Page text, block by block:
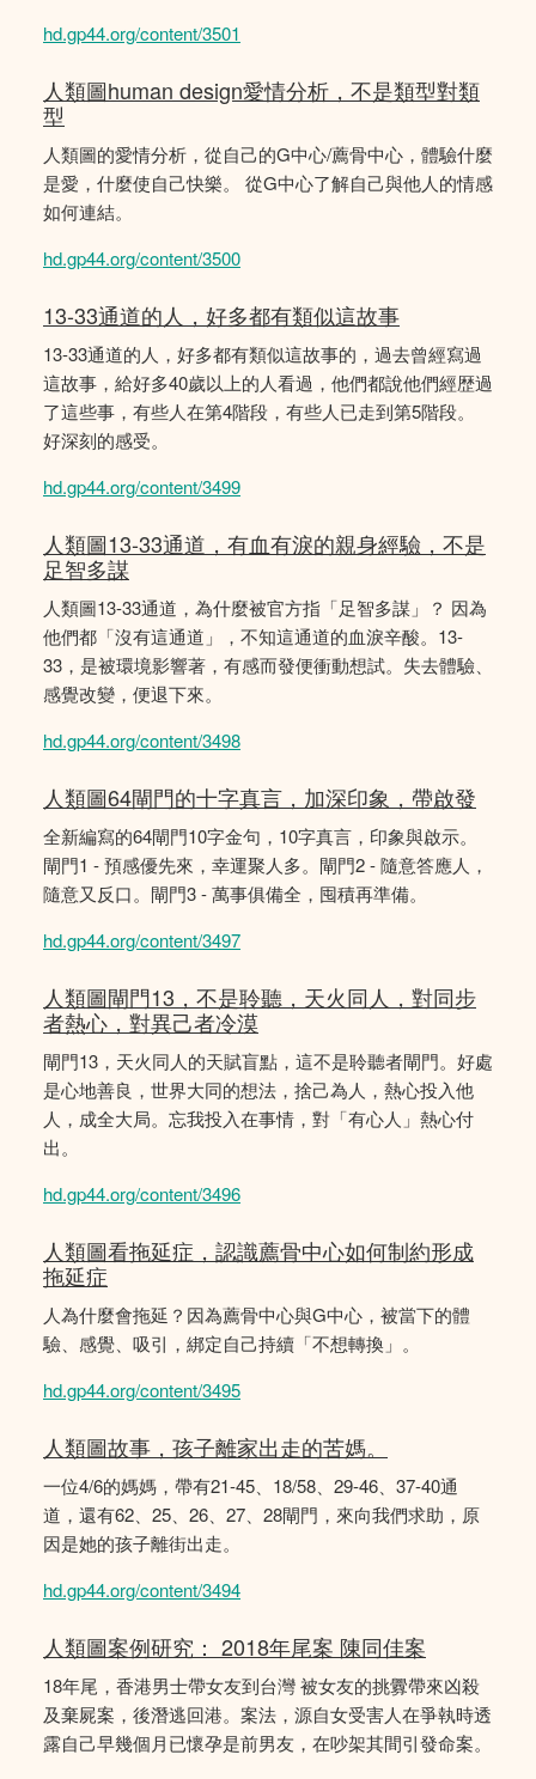
hd.gp44.org/content/3501
人類圖human design愛情分析，不是類型對類
型
人類圖的愛情分析，從自己的G中心/薦骨中心，體驗什麼
是愛，什麼使自己快樂。 從G中心了解自己與他人的情感
如何連結。
hd.gp44.org/content/3500
13-33通道的人，好多都有類似這故事
13-33通道的人，好多都有類似這故事的，過去曾經寫過
這故事，給好多40歲以上的人看過，他們都說他們經歴過
了這些事，有些人在第4階段，有些人已走到第5階段。
好深刻的感受。
hd.gp44.org/content/3499
人類圖13-33通道，有血有淚的親身經驗，不是
足智多謀
人類圖13-33通道，為什麼被官方指「足智多謀」？ 因為
他們都「沒有這通道」，不知這通道的血淚辛酸。13-
33，是被環境影響著，有感而發便衝動想試。失去體驗、
感覺改變，便退下來。
hd.gp44.org/content/3498
人類圖64閘門的十字真言，加深印象，帶啟發
全新編寫的64閘門10字金句，10字真言，印象與啟示。
閘門1 - 預感優先來，幸運聚人多。閘門2 - 隨意答應人，
隨意又反口。閘門3 - 萬事俱備全，囤積再準備。
hd.gp44.org/content/3497
人類圖閘門13，不是聆聽，天火同人，對同步
者熱心，對異己者冷漠
閘門13，天火同人的天賦盲點，這不是聆聽者閘門。好處
是心地善良，世界大同的想法，捨己為人，熱心投入他
人，成全大局。忘我投入在事情，對「有心人」熱心付
出。
hd.gp44.org/content/3496
人類圖看拖延症，認識薦骨中心如何制約形成
拖延症
人為什麼會拖延？因為薦骨中心與G中心，被當下的體
驗、感覺、吸引，綁定自己持續「不想轉換」。
hd.gp44.org/content/3495
人類圖故事，孩子離家出走的苦媽。
一位4/6的媽媽，帶有21-45、18/58、29-46、37-40通
道，還有62、25、26、27、28閘門，來向我們求助，原
因是她的孩子離街出走。
hd.gp44.org/content/3494
人類圖案例研究： 2018年尾案 陳同佳案
18年尾，香港男士帶女友到台灣 被女友的挑釁帶來凶殺
及棄屍案，後潛逃回港。案法，源自女受害人在爭執時透
露自己早幾個月已懷孕是前男友，在吵架其間引發命案。